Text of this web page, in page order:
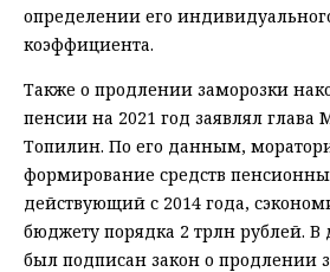
определении его
коэффициента.
Также о продлении заморозки
пенсии на 2021 год заявлял
Топилин. По его данным,
формирование средств
действующий с 2014 года,
бюджету порядка 2 трлн рублей. В
был подписан закон о продлении